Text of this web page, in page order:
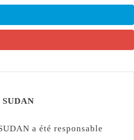
a été responsable